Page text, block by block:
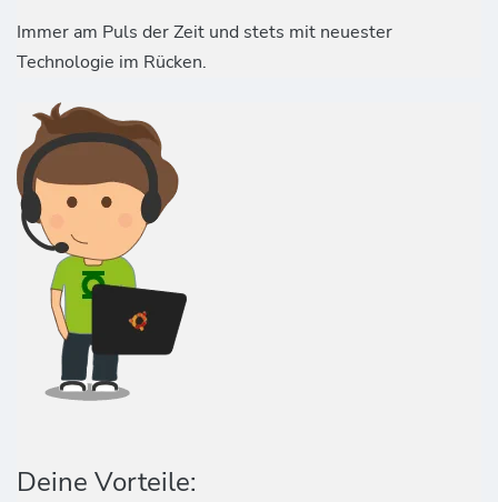
Immer am Puls der Zeit und stets mit neuester
Technologie im Rücken.
Deine Vorteile: